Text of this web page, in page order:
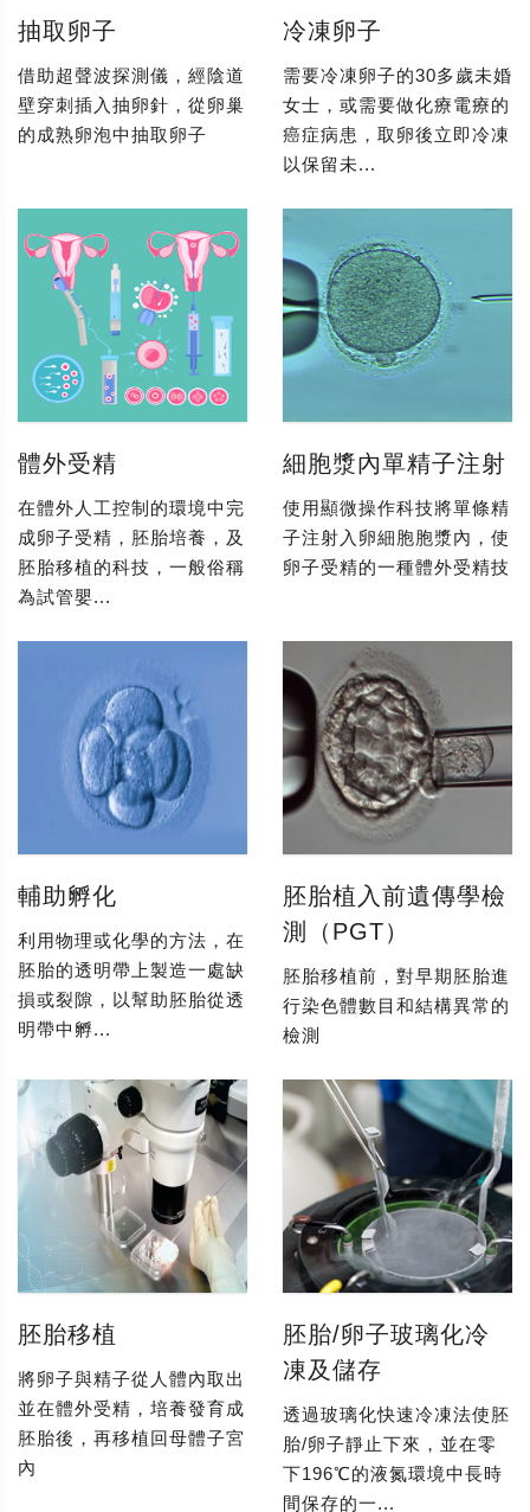
抽取卵子
借助超聲波探測儀，經陰道
壁穿刺插入抽卵針，從卵巢
的成熟卵泡中抽取卵子
冷凍卵子
需要冷凍卵子的30多歲未婚
女士，或需要做化療電療的
癌症病患，取卵後立即冷凍
以保留未...
體外受精
在體外人工控制的環境中完
成卵子受精，胚胎培養，及
胚胎移植的科技，一般俗稱
為試管嬰...
細胞漿內單精子注射
使用顯微操作科技將單條精
子注射入卵細胞胞漿內，使
卵子受精的一種體外受精技
輔助孵化
利用物理或化學的方法，在
胚胎的透明帶上製造一處缺
損或裂隙，以幫助胚胎從透
明帶中孵...
胚胎植入前遺傳學檢
測（PGT）
胚胎移植前，對早期胚胎進
行染色體數目和結構異常的
檢測
胚胎移植
將卵子與精子從人體內取出
並在體外受精，培養發育成
胚胎後，再移植回母體子宮
內
胚胎/卵子玻璃化冷
凍及儲存
透過玻璃化快速冷凍法使胚
胎/卵子靜止下來，並在零
下196℃的液氮環境中長時
間保存的一...